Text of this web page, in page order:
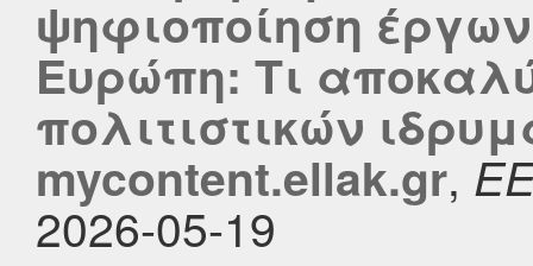
ψηφιοποίηση
Ευρώπη: Τι
πολιτιστικών
mycontent.ellak.gr,
2026-05-19